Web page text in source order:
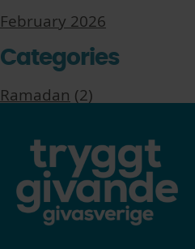
February 2026
Categories
Ramadan (2)